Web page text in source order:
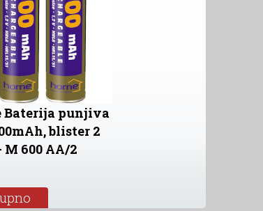
Baterija punjiva
blister 2
M 600 AA/2